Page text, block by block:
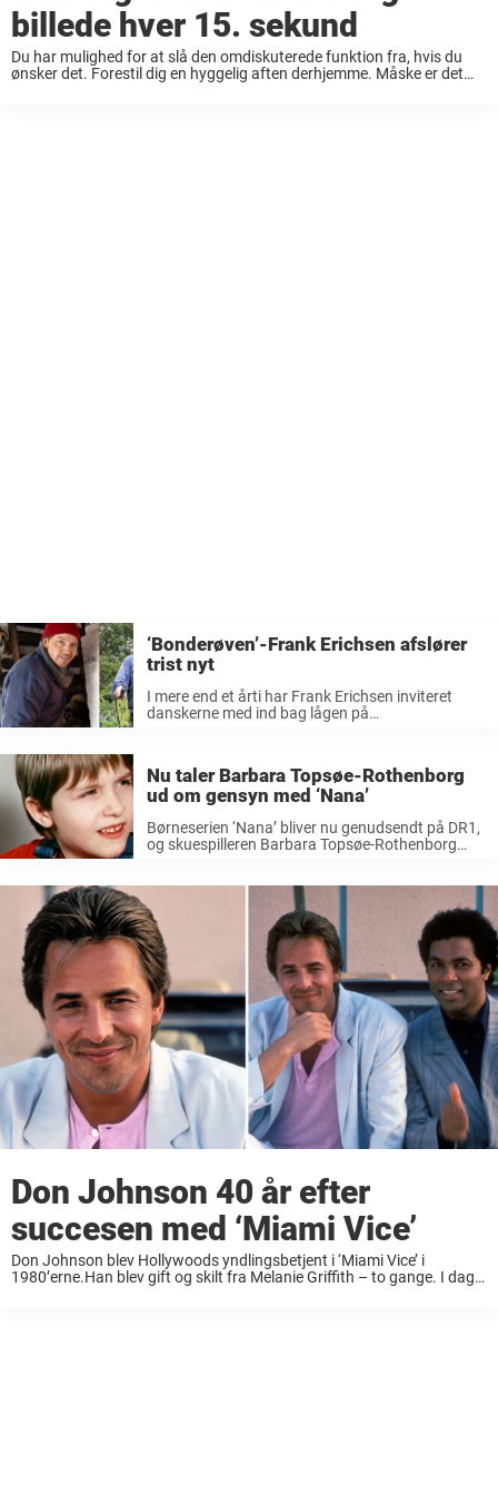
billede hver 15. sekund
Du har mulighed for at slå den omdiskuterede funktion fra, hvis du
ønsker det. Forestil dig en hyggelig aften derhjemme. Måske er det
‘Bonderøven’-Frank Erichsen afslører
trist nyt
I mere end et årti har Frank Erichsen inviteret
danskerne med ind bag lågen på
gamle redskaber i stedet for ...
Nu taler Barbara Topsøe-Rothenborg
ud om gensyn med ‘Nana’
Børneserien ‘Nana’ bliver nu genudsendt på DR1,
og skuespilleren Barbara Topsøe-Rothenborg
helt store hit blandt børn og voksne. Her spillede
skuespilleren ...
Don Johnson 40 år efter
succesen med ‘Miami Vice’
Don Johnson blev Hollywoods yndlingsbetjent i ‘Miami Vice’ i
1980’erne.Han blev gift og skilt fra Melanie Griffith – to gange. I dag